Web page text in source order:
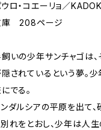
ロ・コエーリョ／
庫 208ページ
いの少年サンチャゴは
されているという夢。少
でる。
ダルシアの平原を出て
別れをとおし、少年は人生